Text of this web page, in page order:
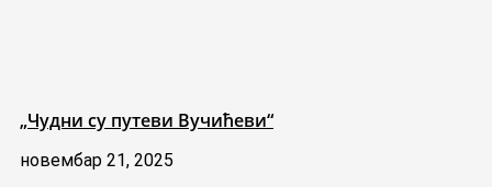
„Чудни су путеви Вучићеви“
новембар 21, 2025